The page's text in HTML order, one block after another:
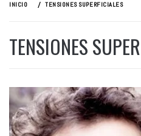
contenido
INICIO TENSIONES SUPERFICIALES
TENSIONES